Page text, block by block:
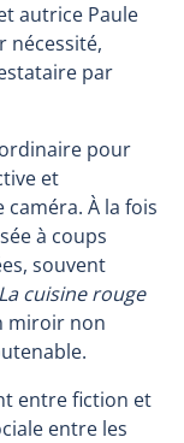
autrice Paule
nécessité,
par
pour
et
caméra. À la fois
à coups
souvent
La cuisine rouge
miroir non
entre fiction et
entre les